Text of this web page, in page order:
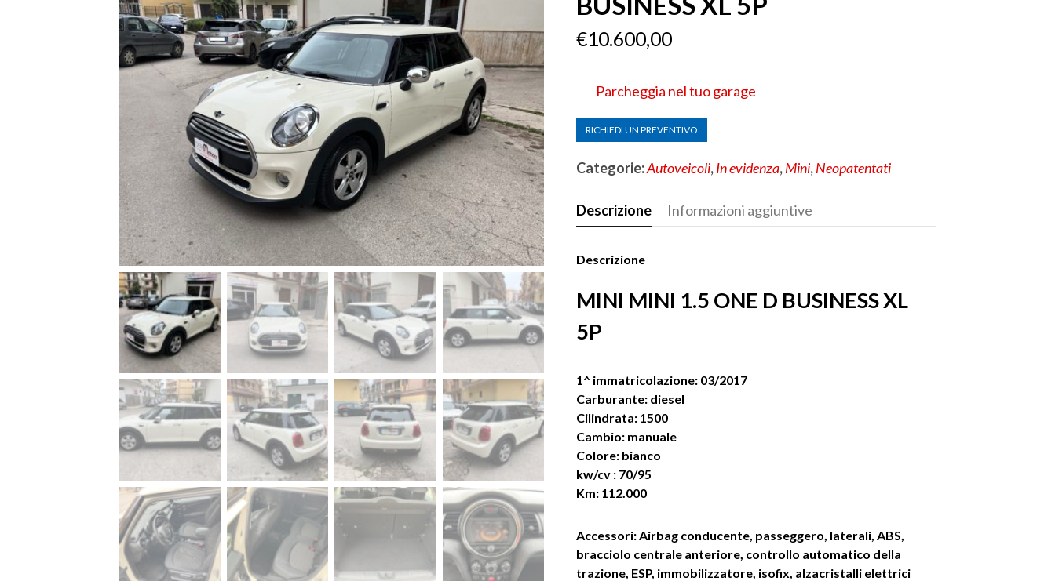
€10.600,00
Parcheggia nel tuo garage
RICHIEDI UN PREVENTIVO
Categorie:Autoveicoli,In evidenza,Mini,Neopatentati
Descrizione Informazioni aggiuntive
Descrizione
MINI MINI 1.5 ONE D BUSINESS XL
5P
1^ immatricolazione: 03/2017
Carburante: diesel
Cilindrata: 1500
Cambio: manuale
Colore: bianco
kw/cv : 70/95
Km: 112.000
Accessori: Airbag conducente, passeggero, laterali, ABS,
bracciolo centrale anteriore, controllo automatico della
trazione, ESP, immobilizzatore, isofix, alzacristalli elettrici